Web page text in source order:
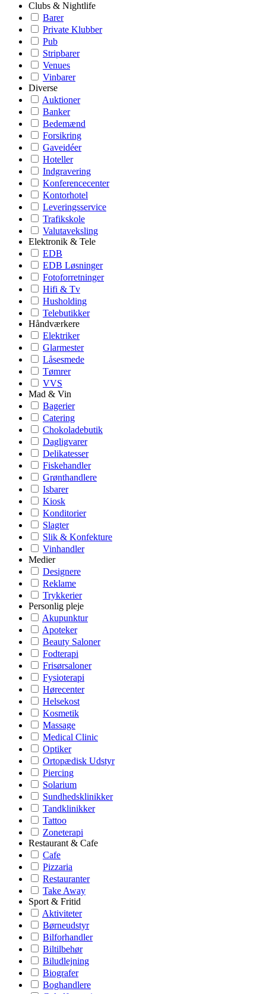
Clubs & Nightlife
Barer
Private Klubber
Pub
Stripbarer
Venues
Vinbarer
Diverse
Auktioner
Banker
Bedemænd
Forsikring
Gaveidéer
Hoteller
Indgravering
Konferencecenter
Kontorhotel
Leveringsservice
Trafikskole
Valutaveksling
Elektronik & Tele
EDB
EDB Løsninger
Fotoforretninger
Hifi & Tv
Husholding
Telebutikker
Håndværkere
Elektriker
Glarmester
Låsesmede
Tømrer
VVS
Mad & Vin
Bagerier
Catering
Chokoladebutik
Dagligvarer
Delikatesser
Fiskehandler
Grønthandlere
Isbarer
Kiosk
Konditorier
Slagter
Slik & Konfekture
Vinhandler
Medier
Designere
Reklame
Trykkerier
Personlig pleje
Akupunktur
Apoteker
Beauty Saloner
Fodterapi
Frisørsaloner
Fysioterapi
Hørecenter
Helsekost
Kosmetik
Massage
Medical Clinic
Optiker
Ortopædisk Udstyr
Piercing
Solarium
Sundhedsklinikker
Tandklinikker
Tattoo
Zoneterapi
Restaurant & Cafe
Cafe
Pizzaria
Restauranter
Take Away
Sport & Fritid
Aktiviteter
Børneudstyr
Bilforhandler
Biltilbehør
Biludlejning
Biografer
Boghandlere